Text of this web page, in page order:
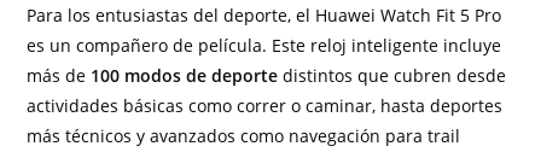
Para los entusiastas del deporte, el Huawei Watch Fit 5 Pro
es un compañero de película. Este reloj inteligente incluye
más de 100 modos de deporte distintos que cubren desde
actividades básicas como correr o caminar, hasta deportes
más técnicos y avanzados como navegación para trail